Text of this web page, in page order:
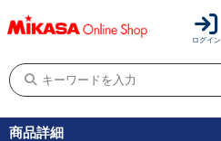
ログイン
商品詳細